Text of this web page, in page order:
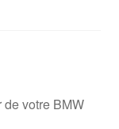
votre BMW